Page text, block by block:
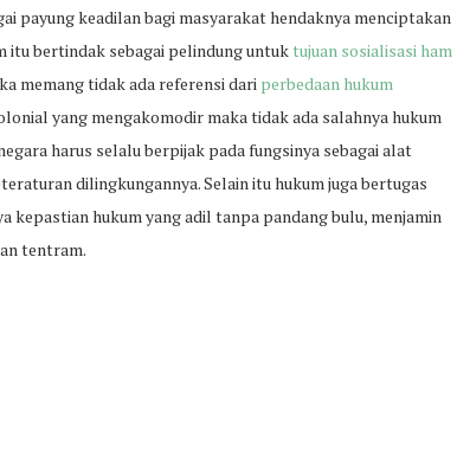
payung keadilan bagi masyarakat hendaknya menciptakan
itu bertindak sebagai pelindung untuktujuan sosialisasi ham
memang tidak ada referensi dari perbedaan hukum
yang mengakomodir maka tidak ada salahnya hukum
harus selalu berpijak pada fungsinya sebagai alat
dilingkungannya. Selain itu hukum juga bertugas
kepastian hukum yang adil tanpa pandang bulu, menjamin
tentram.